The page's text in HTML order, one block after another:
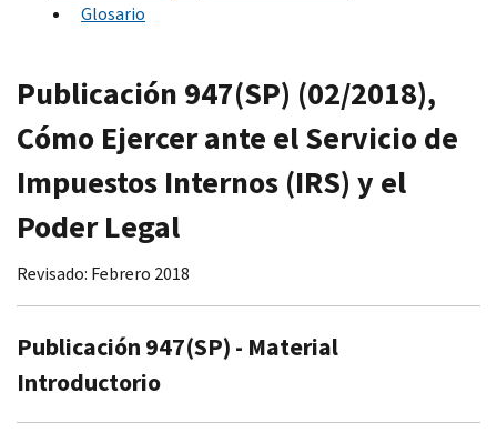
Glosario
Publicación 947(SP) (02/2018),
Cómo Ejercer ante el Servicio de
Impuestos Internos (IRS) y el
Poder Legal
Revisado: Febrero 2018
Publicación 947(SP) - Material
Introductorio